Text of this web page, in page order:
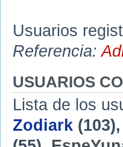
Usuarios
Referencia:
USUARIOS
Lista de los
Zodiark (103),